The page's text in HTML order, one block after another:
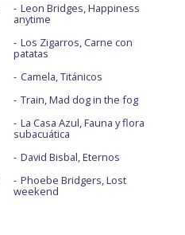
Leon Bridges, Happiness
anytime
Los Zigarros, Carne con
patatas
Camela, Titánicos
Train, Mad dog in the fog
La Casa Azul, Fauna y flora
subacuática
David Bisbal, Eternos
Phoebe Bridgers, Lost
weekend